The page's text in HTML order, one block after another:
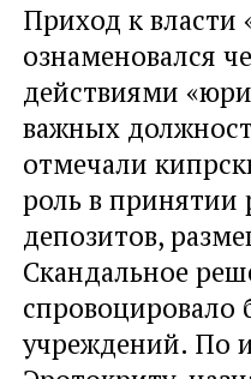
Приход к власти
ознаменовался
действиями
важных
отмечали
роль в принятии
депозитов,
Скандальное
спровоцировало
учреждений. По